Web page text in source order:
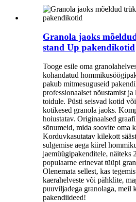
Granola jaoks
stand Up pakendikotid
Tooge esile oma
kohandatud
pakub mitmesuguseid
professionaalset nõustamist
toidule. Püsti seisvad kotid
kotikesed granola jaoks.
hoiustatav. Originaalsed
sõnumeid, mida soovite oma
Korduvkasutatav kilekott
sulgemise aega kiirel
jaemüügipakenditele, näiteks
populaarne erinevat tüüpi
Olenemata sellest, kas
kaerahelveste või pähklite,
puuviljadega granolaga, meil
pakendiideed!